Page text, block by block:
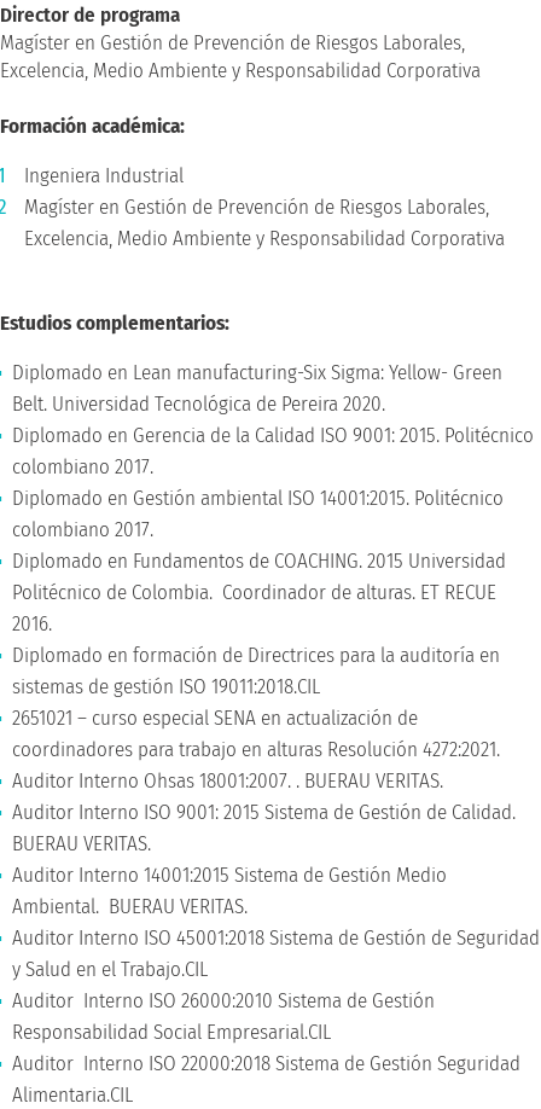
Director de programa
Magíster en Gestión de Prevención de Riesgos Laborales,
Excelencia, Medio Ambiente y Responsabilidad Corporativa
Formación académica:
Ingeniera Industrial
Magíster en Gestión de Prevención de Riesgos Laborales,
Excelencia, Medio Ambiente y Responsabilidad Corporativa
Estudios complementarios:
Diplomado en Lean manufacturing-Six Sigma: Yellow- Green
Belt. Universidad Tecnológica de Pereira 2020.
Diplomado en Gerencia de la Calidad ISO 9001: 2015. Politécnico
colombiano 2017.
Diplomado en Gestión ambiental ISO 14001:2015. Politécnico
colombiano 2017.
Diplomado en Fundamentos de COACHING. 2015 Universidad
Politécnico de Colombia. Coordinador de alturas. ET RECUE
2016.
Diplomado en formación de Directrices para la auditoría en
sistemas de gestión ISO 19011:2018.CIL
2651021 – curso especial SENA en actualización de
coordinadores para trabajo en alturas Resolución 4272:2021.
Auditor Interno Ohsas 18001:2007. . BUERAU VERITAS.
Auditor Interno ISO 9001: 2015 Sistema de Gestión de Calidad.
BUERAU VERITAS.
Auditor Interno 14001:2015 Sistema de Gestión Medio
Ambiental. BUERAU VERITAS.
Auditor Interno ISO 45001:2018 Sistema de Gestión de Seguridad
y Salud en el Trabajo.CIL
Auditor Interno ISO 26000:2010 Sistema de Gestión
Responsabilidad Social Empresarial.CIL
Auditor Interno ISO 22000:2018 Sistema de Gestión Seguridad
Alimentaria.CIL